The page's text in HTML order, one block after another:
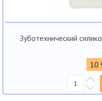
Зуботехнический
10